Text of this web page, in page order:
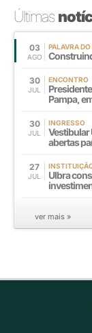
Últimas
03
AGO
PALAVRA
30
JUL
ENCONTRO
Pampa,
30
JUL
INGRESSO
Vestibular
abertas
27
JUL
Ulbra
ver mais »